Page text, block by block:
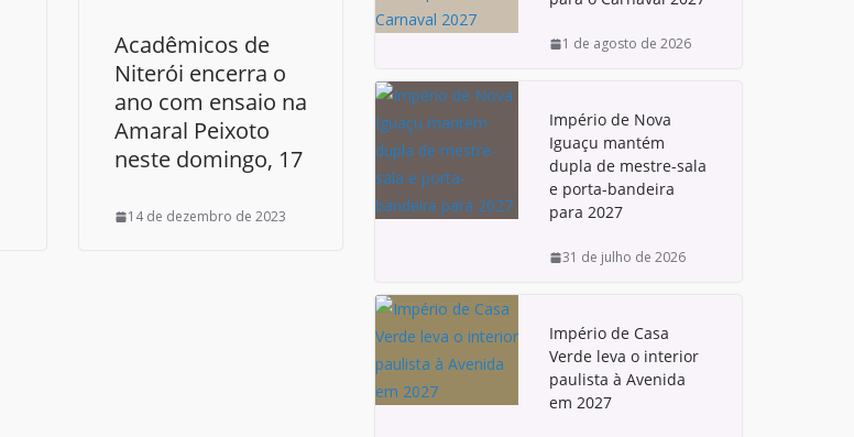
Acadêmicos de
Niterói encerra o
ano com ensaio na
Amaral Peixoto
neste domingo, 17
14 de dezembro de 2023
1 de agosto de 2026
Império de Nova
Iguaçu mantém
dupla de mestre-sala
e porta-bandeira
para 2027
31 de julho de 2026
Império de Casa
Verde leva o interior
paulista à Avenida
em 2027